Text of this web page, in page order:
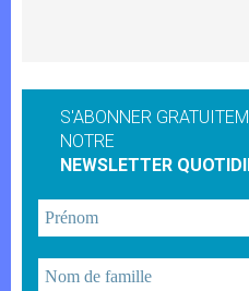
S'ABONNER
NOTRE
NEWSLETTER